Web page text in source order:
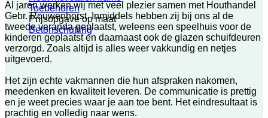
Toebehoren
Prijsopgave op maat
Betonschutting
Al jaren werken wij met veel plezier samen met Houthandel
Gebr. Rouwenhorst. Inmiddels hebben zij bij ons al de
tweede veranda geplaatst, weleens een speelhuis voor de
kinderen geplaatst en daarnaast ook de glazen schuifdeuren
verzorgd. Zoals altijd is alles weer vakkundig en netjes
uitgevoerd.
Het zijn echte vakmannen die hun afspraken nakomen,
meedenken en kwaliteit leveren. De communicatie is prettig
en je weet precies waar je aan toe bent. Het eindresultaat is
prachtig en volledig naar wens.